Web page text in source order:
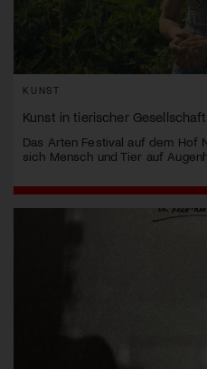
KUNST
Kunst in tierischer Gesellschaft
Das Arten Festival auf dem Hof
sich Mensch und Tier auf